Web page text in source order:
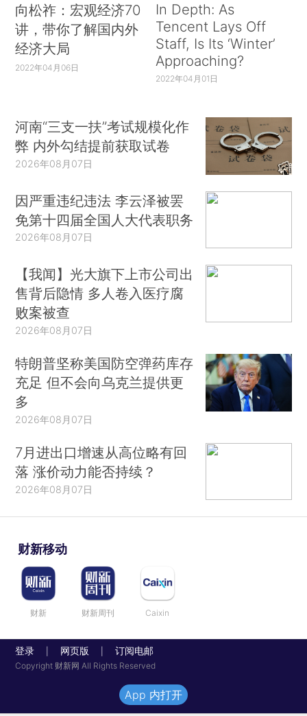
向松祚：宏观经济70
讲，带你了解国内外
经济大局
2022年04月06日
In Depth: As
Tencent Lays Off
Staff, Is Its ‘Winter’
Approaching?
2022年04月01日
河南“三支一扶”考试规模化作
弊 内外勾结提前获取试卷
2026年08月07日
因严重违纪违法 李云泽被罢
免第十四届全国人大代表职务
2026年08月07日
【我闻】光大旗下上市公司出
售背后隐情 多人卷入医疗腐
败案被查
2026年08月07日
特朗普坚称美国防空弹药库存
充足 但不会向乌克兰提供更
多
2026年08月07日
7月进出口增速从高位略有回
落 涨价动力能否持续？
2026年08月07日
财新移动
财新 财新周刊 Caixin
登录 网页版 订阅电邮
Copyright 财新网 All Rights Reserved
App 内打开